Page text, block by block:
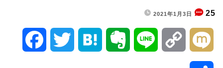
2021年1月3日 25
o